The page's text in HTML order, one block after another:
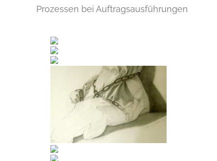
Prozessen bei Auftragsausführungen